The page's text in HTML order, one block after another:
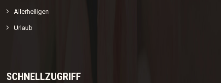
Allerheiligen
Urlaub
SCHNELLZUGRIFF